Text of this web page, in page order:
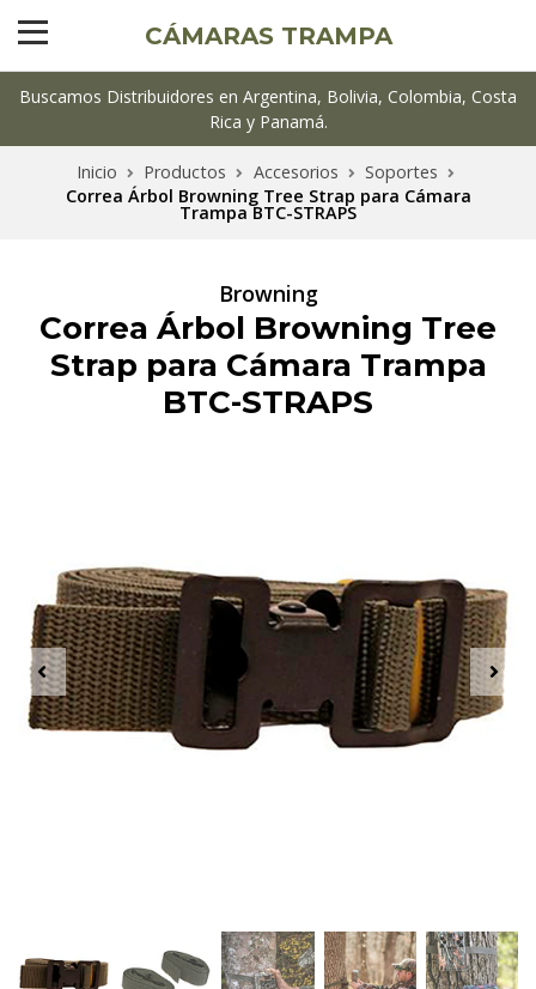
CÁMARAS TRAMPA
Buscamos Distribuidores en Argentina, Bolivia, Colombia, Costa
Rica y Panamá.
Inicio Productos Accesorios
Soportes
Correa Árbol Browning Tree Strap para Cámara
Trampa BTC-STRAPS
Browning
Correa Árbol Browning Tree
Strap para Cámara Trampa
BTC-STRAPS